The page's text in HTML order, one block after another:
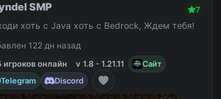
SMP 7
хоть с Java хоть с Bedrock, Ждем тебя!
122 дн назад
игроков онлайн
v 1.8 - 1.21.11
Сайт
Telegram
Discord